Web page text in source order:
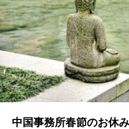
中国事務所春節のお休